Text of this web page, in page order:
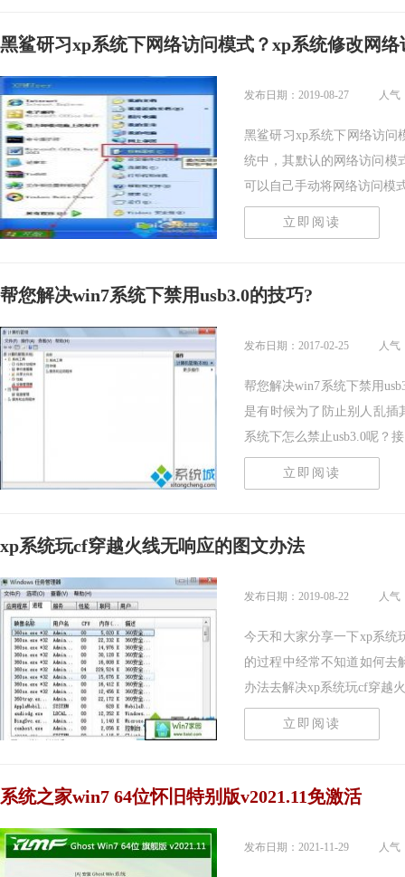
黑鲨研习xp系统下网络访问模式？xp系统修改网
发布日期：2019-08-27 人气
黑鲨研习xp系统下网络访问
统中，其默认的网络访问模
可以自己手动将网络访问模
立即阅读
帮您解决win7系统下禁用usb3.0的技巧?
发布日期：2017-02-25 人气
帮您解决win7系统下禁用
是有时候为了防止别人乱插
系统下怎么禁止usb3.0呢？
立即阅读
xp系统玩cf穿越火线无响应的图文办法
发布日期：2019-08-22 人气
今天和大家分享一下xp系统
的过程中经常不知道如何去
办法去解决xp系统玩cf穿越
立即阅读
系统之家win7 64位怀旧特别版v2021.11免激活
发布日期：2021-11-29 人气